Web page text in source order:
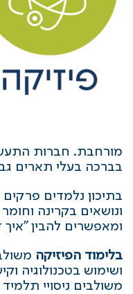
מורחבת. חברות
בברכה בעלי תארים
בתיכון נלמדים
ונושאים בקרינה
ומאפשרים להבין
בלימוד הפיזיקה
ושימוש בטכנולוגיה
משולבים ניסויי